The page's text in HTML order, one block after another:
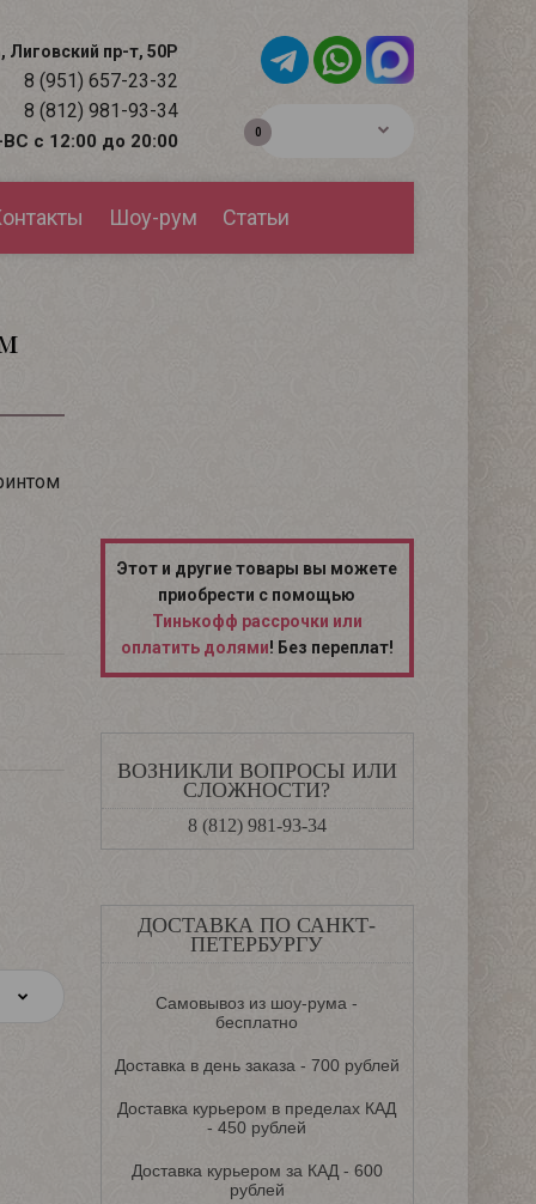
Лиговский пр-т, 50Р
8 (951) 657-23-32
8 (812) 981-93-34
с 12:00 до 20:00 0
Шоу-рум Статьи
Этот и другие товары вы можете
приобрести с помощью
Тинькофф рассрочки или
оплатить долями! Без переплат!
ВОЗНИКЛИ ВОПРОСЫ ИЛИ
СЛОЖНОСТИ?
8 (812) 981-93-34
ДОСТАВКА ПО САНКТ-
ПЕТЕРБУРГУ
Самовывоз из шоу-рума -
бесплатно
Доставка в день заказа - 700 рублей
Доставка курьером в пределах КАД
- 450 рублей
Доставка курьером за КАД - 600
рублей